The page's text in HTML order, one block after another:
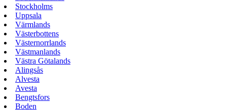
Stockholms
Uppsala
Värmlands
Västerbottens
Västernorrlands
Västmanlands
Västra Götalands
Alingsås
Alvesta
Avesta
Bengtsfors
Boden